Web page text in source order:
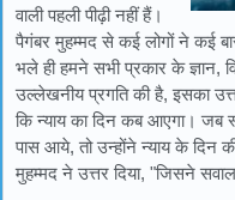
वाली पहली पीढ़ी नहीं हैं।
पैगंबर मुहम्मद से कई लोगों ने कई
भले ही हमने सभी प्रकार के ज्ञान,
उल्लेखनीय प्रगति की है, इसका
कि न्याय का दिन कब आएगा। जब
पास आये, तो उन्होंने न्याय के दिन
मुहम्मद ने उत्तर दिया, "जिसने